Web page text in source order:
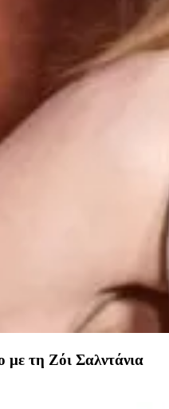
τη Ζόι Σαλντάνια